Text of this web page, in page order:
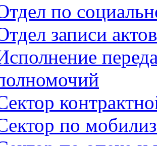
по
записи
по